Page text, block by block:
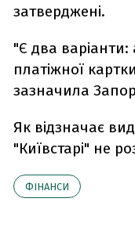
затверджені.
"Є два
платіжної
зазначила
Як відзначає
"Київстарі" не
ФІНАНСИ